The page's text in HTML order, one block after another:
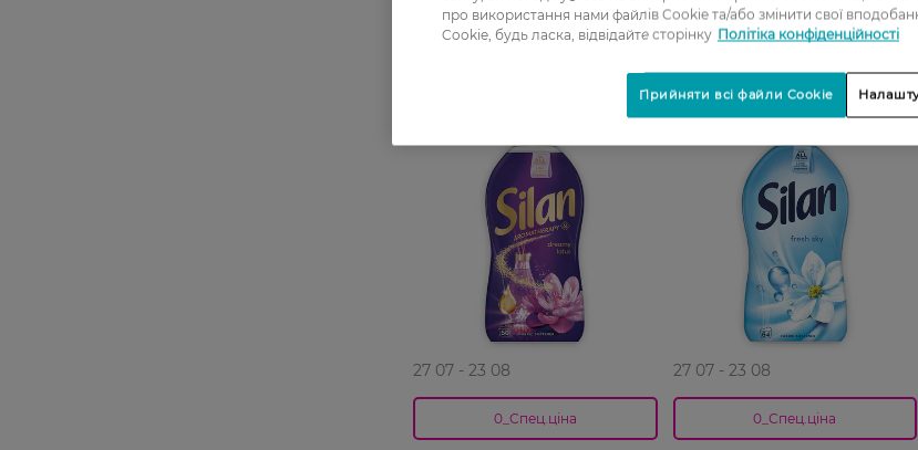
27 07 - 23 08
0_Спец.ціна
27 07 - 23 08
0_Спец.ціна
про використання нами файлів Cookie та/або змінити свої
Cookie, будь ласка, відвідайте сторінку Політіка конфіденційності
Прийняти всі файли Cookie